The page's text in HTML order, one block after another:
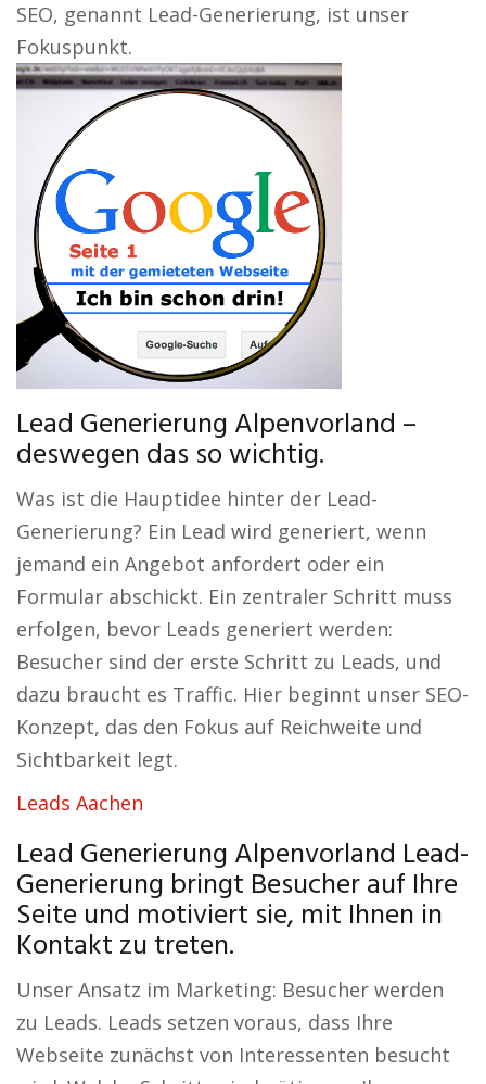
SEO, genannt Lead-Generierung, ist unser
Fokuspunkt.
Lead Generierung Alpenvorland –
deswegen das so wichtig.
Was ist die Hauptidee hinter der Lead-
Generierung? Ein Lead wird generiert, wenn
jemand ein Angebot anfordert oder ein
Formular abschickt. Ein zentraler Schritt muss
erfolgen, bevor Leads generiert werden:
Besucher sind der erste Schritt zu Leads, und
dazu braucht es Traffic. Hier beginnt unser SEO-
Konzept, das den Fokus auf Reichweite und
Sichtbarkeit legt.
Leads Aachen
Lead Generierung Alpenvorland Lead-
Generierung bringt Besucher auf Ihre
Seite und motiviert sie, mit Ihnen in
Kontakt zu treten.
Unser Ansatz im Marketing: Besucher werden
zu Leads. Leads setzen voraus, dass Ihre
Webseite zunächst von Interessenten besucht